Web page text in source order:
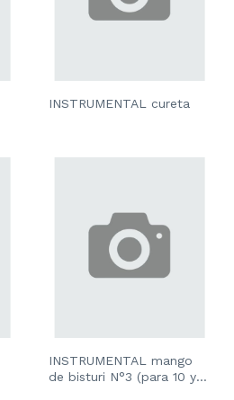
INSTRUMENTAL cureta
INSTRUMENTAL mango
de bisturi N°3 (para 10 y